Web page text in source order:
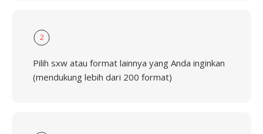
2
Pilih sxw atau format lainnya yang Anda inginkan
(mendukung lebih dari 200 format)